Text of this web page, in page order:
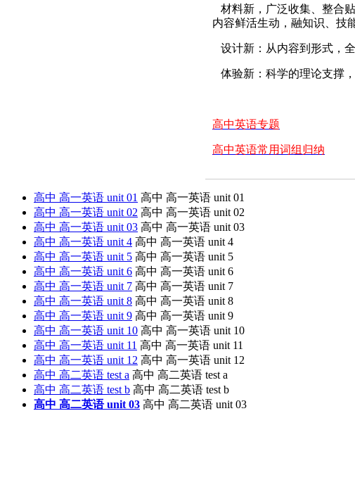
材料新，广泛收集、整合
内容鲜活生动，融知识、技
设计新：从内容到形式，
体验新：科学的理论支撑
高中英语专题
高中英语常用词组归纳
高中 高一英语 unit 01 高中 高一英语 unit 01
高中 高一英语 unit 02 高中 高一英语 unit 02
高中 高一英语 unit 03 高中 高一英语 unit 03
高中 高一英语 unit 4 高中 高一英语 unit 4
高中 高一英语 unit 5 高中 高一英语 unit 5
高中 高一英语 unit 6 高中 高一英语 unit 6
高中 高一英语 unit 7 高中 高一英语 unit 7
高中 高一英语 unit 8 高中 高一英语 unit 8
高中 高一英语 unit 9 高中 高一英语 unit 9
高中 高一英语 unit 10 高中 高一英语 unit 10
高中 高一英语 unit 11 高中 高一英语 unit 11
高中 高一英语 unit 12 高中 高一英语 unit 12
高中 高二英语 test a 高中 高二英语 test a
高中 高二英语 test b 高中 高二英语 test b
高中 高二英语 unit 03 高中 高二英语 unit 03